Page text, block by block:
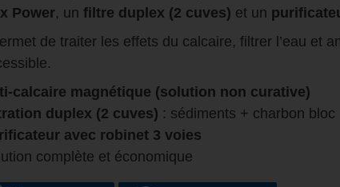
Power, un filtre duplex (2 cuves) et un
de traiter les effets du calcaire, filtrer l’eau et
calcaire magnétique (solution non curative)
duplex (2 cuves) : sédiments + charbon bloc
avec robinet 3 voies
complète et économique